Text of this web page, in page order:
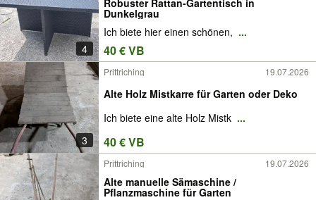
4
Dunkelgrau
Ich biete hier einen schönen, ...
40 € VB
3
Prittriching 19.07.2026
Alte Holz Mistkarre für Garten oder Deko
Ich biete eine alte Holz Mistk ...
40 € VB
Prittriching 19.07.2026
Alte manuelle Sämaschine /
Pflanzmaschine für Garten